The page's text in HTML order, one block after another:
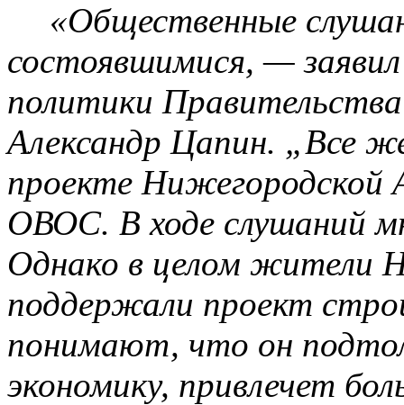
«Общественные
состоявшимися, —
политики
Александр Цапин. „Все
проекте Нижегородской
ОВОС. В ходе слушаний
Однако в целом жители
поддержали проект стр
понимают, что он
экономику, привлечет